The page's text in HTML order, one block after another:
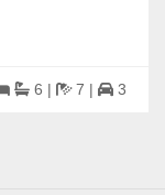
6 | 7 | 3